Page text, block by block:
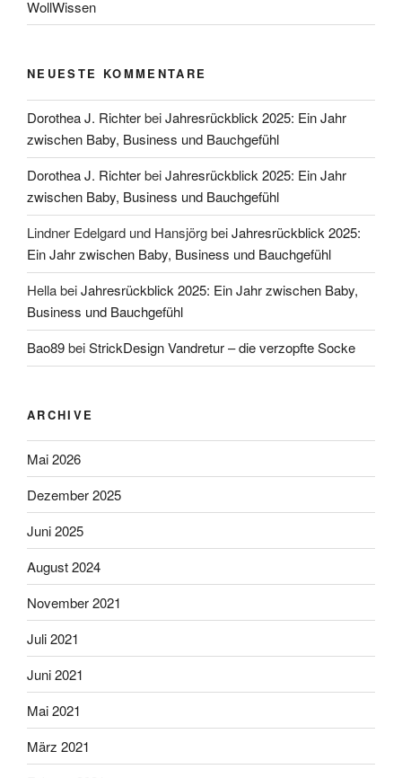
WollWissen
NEUESTE KOMMENTARE
Dorothea J. RichterbeiJahresrückblick 2025: Ein Jahr
zwischen Baby, Business und Bauchgefühl
Dorothea J. RichterbeiJahresrückblick 2025: Ein Jahr
zwischen Baby, Business und Bauchgefühl
Lindner Edelgard und HansjörgbeiJahresrückblick 2025:
Ein Jahr zwischen Baby, Business und Bauchgefühl
HellabeiJahresrückblick 2025: Ein Jahr zwischen Baby,
Business und Bauchgefühl
Bao89beiStrickDesign Vandretur – die verzopfte Socke
ARCHIVE
Mai 2026
Dezember 2025
Juni 2025
August 2024
November 2021
Juli 2021
Juni 2021
Mai 2021
März 2021